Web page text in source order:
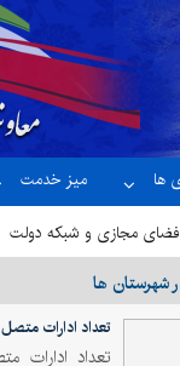
ها میز خدمت
فضای مجازی و شبکه دولت
شهرستان ها
تعداد ادارات
تعداد ادارات متصل به شبکه